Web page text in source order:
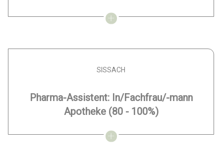
SISSACH
Pharma-Assistent: In/Fachfrau/-mann
Apotheke (80 - 100%)